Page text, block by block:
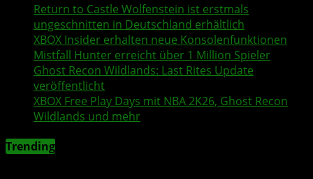
Return to Castle Wolfenstein ist erstmals
ungeschnitten in Deutschland erhältlich
XBOX Insider erhalten neue Konsolenfunktionen
Mistfall Hunter erreicht über 1 Million Spieler
Ghost Recon Wildlands: Last Rites Update
veröffentlicht
XBOX Free Play Days mit NBA 2K26, Ghost Recon
Wildlands und mehr
Trending